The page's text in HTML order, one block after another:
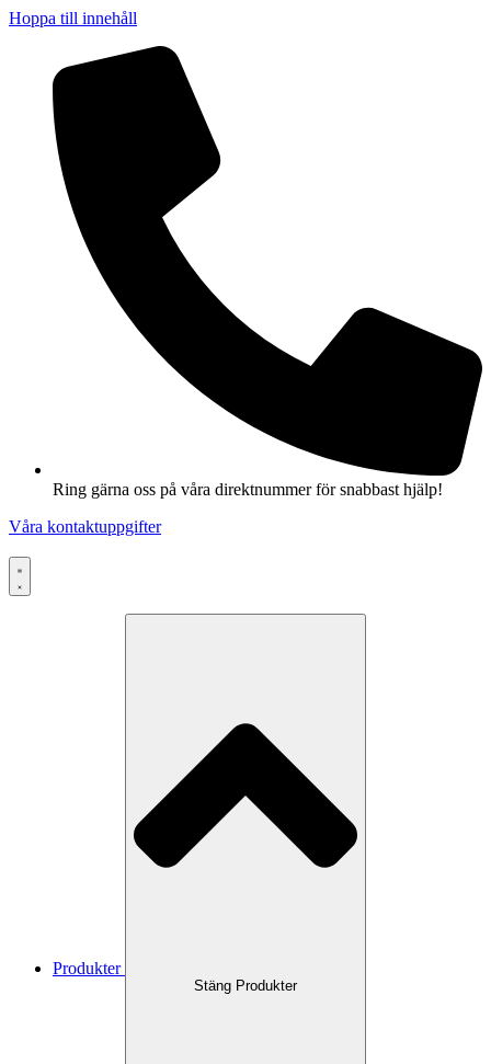
Hoppa till innehåll
Ring gärna oss på våra direktnummer för snabbast hjälp!
Våra kontaktuppgifter
Produkter
Stäng Produkter